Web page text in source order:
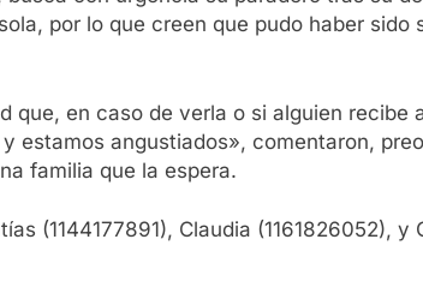
por lo que creen que pudo haber sido
que, en caso de verla o si alguien recibe
estamos angustiados», comentaron,
familia que la espera.
(1144177891), Claudia (1161826052), y